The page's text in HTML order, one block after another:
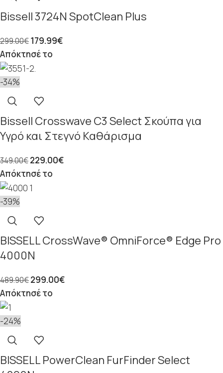
Bissell 3724N SpotClean Plus
299.00€179.99€
Απόκτησέ το
-34%
Bissell Crosswave C3 Select Σκούπα για
Υγρό και Στεγνό Καθάρισμα
349.00€229.00€
Απόκτησέ το
-39%
BISSELL CrossWave® OmniForce® Edge Pro
4000N
489.90€299.00€
Απόκτησέ το
-24%
BISSELL PowerClean FurFinder Select